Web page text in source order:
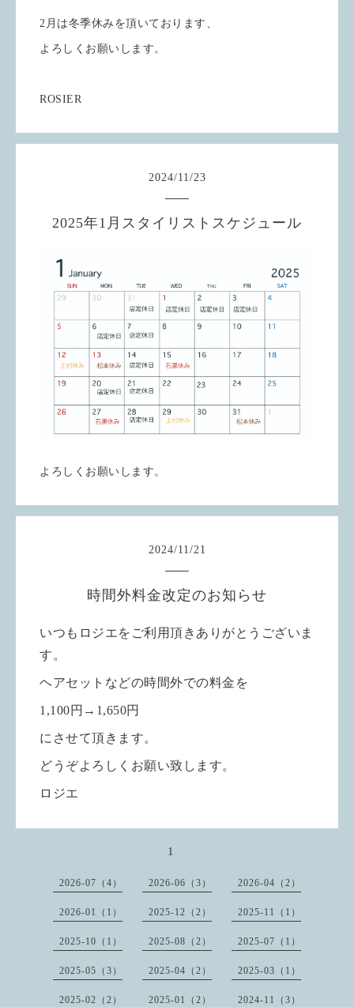
2月は冬季休みを頂いております、
よろしくお願いします。
ROSIER
2024/11 /23
2025年1月スタイリストスケジュール
よろしくお願いします。
2024/11/21
時間外料金改定のお知らせ
いつもロジエをご利用頂きありがとうございま
す。
ヘアセットなどの時間外での料金を
1,100円→1,650円
にさせて頂きます。
どうぞよろしくお願い致します。
ロジエ
1
2026-07（4） 2026-06（3） 2026-04（2）
2026-01（1） 2025-12（2） 2025-11（1）
2025-10（1） 2025-08（2） 2025-07（1）
2025-05（3） 2025-04（2） 2025-03（1）
2025-02（2） 2025-01（2） 2024-11（3）